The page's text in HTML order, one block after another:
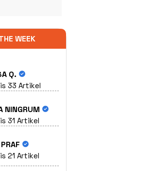
WEEK
Q.
33 Artikel
NINGRUM
31 Artikel
21 Artikel